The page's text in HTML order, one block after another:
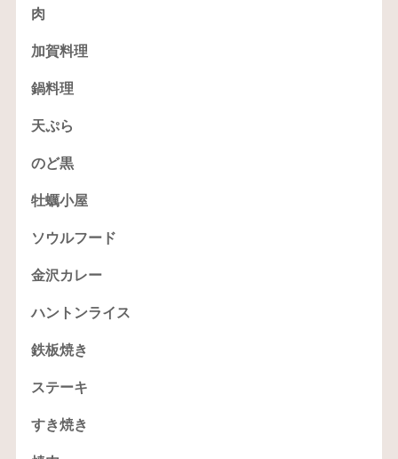
肉
加賀料理
鍋料理
天ぷら
のど黒
牡蠣小屋
ソウルフード
金沢カレー
ハントンライス
鉄板焼き
ステーキ
すき焼き